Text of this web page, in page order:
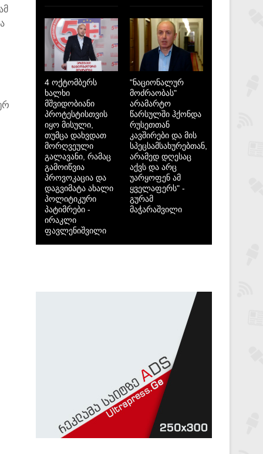
4 ოქტომბერს
ხალხი
მშვიდობიანი
პროტესტისთვის
იყო მისული,
თუმცა დახვდათ
მორღვეული
გალავანი, რამაც
გამოიწვია
პროვოკაცია და
დაგვიმატა ახალი
პოლიტიკური
პატიმრები -
ირაკლი
ფავლენიშვილი
"ნაციონალურ
მოძრაობას"
არამარტო
წარსულში ჰქონდა
რუსეთთან
კავშირები და მის
სპეცსამსახურებთან,
არამედ დღესაც
აქვს და არც
უარყოფენ ამ
ყველაფერს" -
გურამ
მაჭარაშვილი